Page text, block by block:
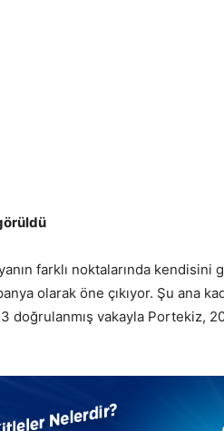
farklı noktalarında
olarak öne çıkıyor. Şu ana
doğrulanmış vakayla Portekiz,